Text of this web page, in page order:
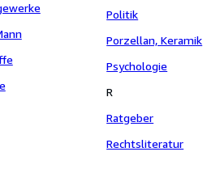
Politik
Porzellan, Keramik
Psychologie
R
Ratgeber
Rechtsliteratur